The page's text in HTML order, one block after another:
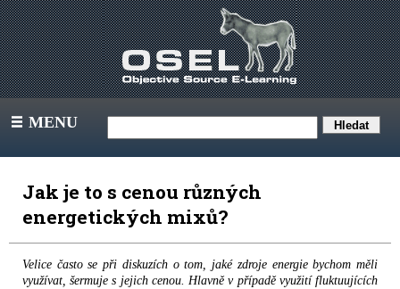
III MENU
Jak je to s cenou různých
energetických mixů?
Velice často se při diskuzích o tom, jaké zdroje energie bychom měli
využívat, šermuje s jejich cenou. Hlavně v případě využití fluktuujících